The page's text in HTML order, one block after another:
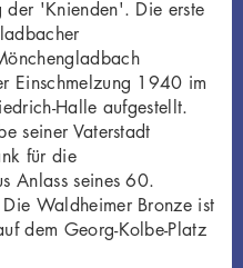
der 'Knienden'. Die erste
Einschmelzung 1940 im
Halle aufgestellt.
seiner Vaterstadt
für die
Anlass seines 60.
Waldheimer Bronze ist
dem Georg-Kolbe-Platz